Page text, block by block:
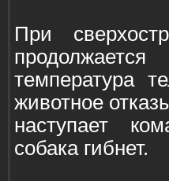
При
температура
животное
наступает
собака гибнет.